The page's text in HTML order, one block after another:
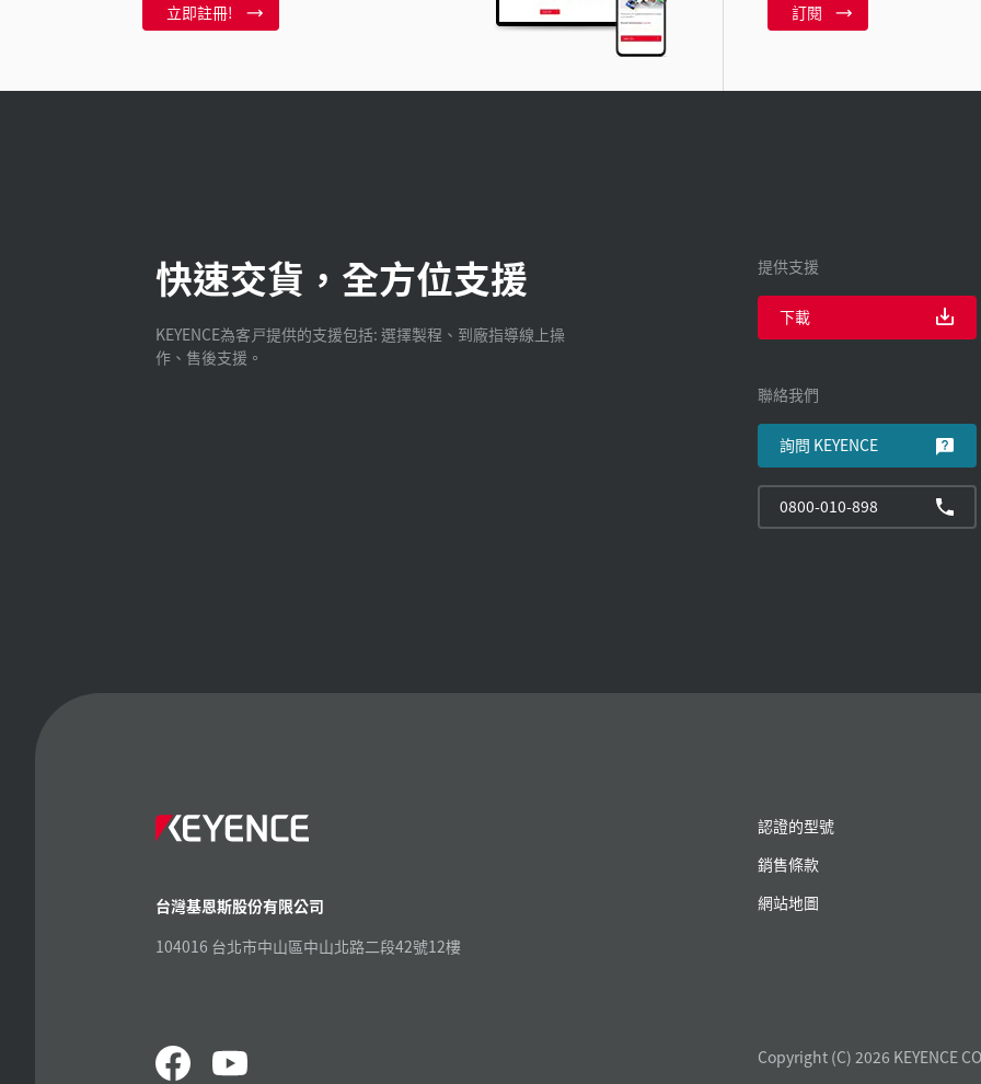
立即註冊! 訂閱
快速交貨，全方位支援
KEYENCE為客戸提供的支援包括: 選擇製程、到廠指導線上操
作、售後支援。
提供支援
下載
聯絡我們
詢問 KEYENCE
0800-010-898
台灣基恩斯股份有限公司
104016 台北市中山區中山北路二段42號12樓
認證的型號
銷售條款
網站地圖
Copyright (C) 2026 KEYENCE